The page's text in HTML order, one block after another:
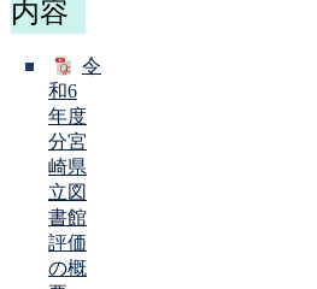
内容
令
和6
年度
分宮
崎県
立図
書館
評価
の概